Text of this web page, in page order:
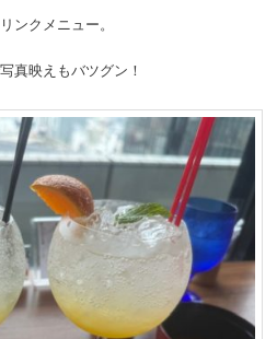
ンクメニュー。
真映えもバツグン！